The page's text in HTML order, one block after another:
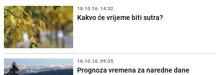
18.10.16. 14:32
Kakvo će vrijeme biti sutra?
16.10.16. 09:35
Prognoza vremena za naredne dane